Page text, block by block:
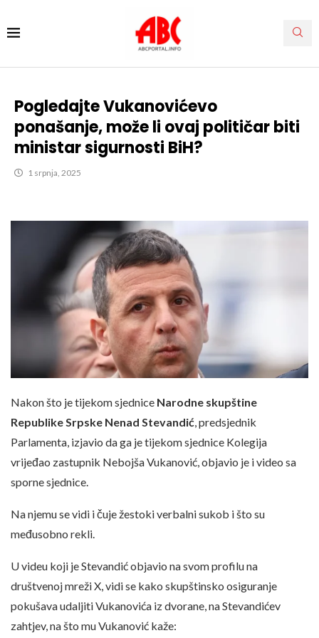
Pogledajte Vukanovićevo
ponašanje, može li ovaj političar biti
ministar sigurnosti BiH?
1 srpnja, 2025
Nakon što je tijekom sjednice Narodne skupštine
Republike Srpske Nenad Stevandić , predsjednik
Parlamenta, izjavio da ga je tijekom sjednice Kolegija
vrijeđao zastupnik Nebojša Vukanović, objavio je i video sa
sporne sjednice.
Na njemu se vidi i čuje žestoki verbalni sukob i što su
međusobno rekli.
U videu koji je Stevandić objavio na svom profilu na
društvenoj mreži X, vidi se kako skupštinsko osiguranje
pokušava udaljiti Vukanovića iz dvorane, na Stevandićev
zahtjev, na što mu Vukanović kaže: